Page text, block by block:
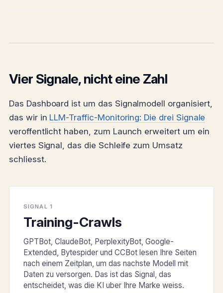
Vier Signale, nicht eine Zahl
Das Dashboard ist um das Signalmodell organisiert,
das wir in LLM-Traffic-Monitoring: Die drei Signale
veroffentlicht haben, zum Launch erweitert um ein
viertes Signal, das die Schleife zum Umsatz
schliesst.
SIGNAL 1
Training-Crawls
GPTBot, ClaudeBot, PerplexityBot, Google-
Extended, Bytespider und CCBot lesen Ihre Seiten
nach einem Zeitplan, um das nachste Modell mit
Daten zu versorgen. Das ist das Signal, das
entscheidet, was die KI uber Ihre Marke weiss.